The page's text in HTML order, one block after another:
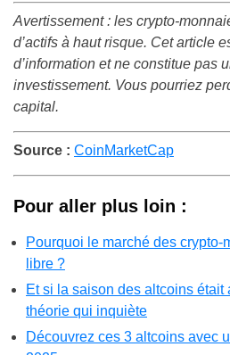
Avertissement : les crypto-
d’actifs à haut risque. Cet article
d’information et ne constitue pas
investissement. Vous pourriez
capital.
Source : CoinMarketCap
Pour aller plus loin :
Pourquoi le marché des crypto-
libre ?
Et si la saison des altcoins était
théorie qui inquiète
Découvrez ces 3 altcoins avec